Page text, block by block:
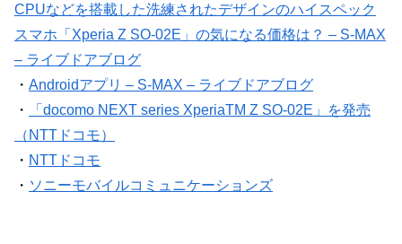
CPUなどを搭載した洗練されたデザインのハイスペック
スマホ「Xperia Z SO-02E」の気になる価格は？ – S-MAX
– ライブドアブログ
・ Androidアプリ – S-MAX – ライブドアブログ
・
「docomo NEXT series XperiaTM Z SO-02E」を発売
（NTTドコモ）
・ NTTドコモ
・ ソニーモバイルコミュニケーションズ